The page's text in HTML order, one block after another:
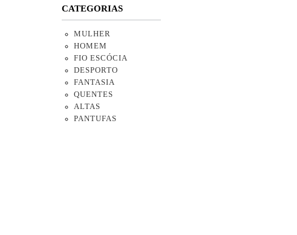
CATEGORIAS
MULHER
HOMEM
FIO ESCÓCIA
DESPORTO
FANTASIA
QUENTES
ALTAS
PANTUFAS